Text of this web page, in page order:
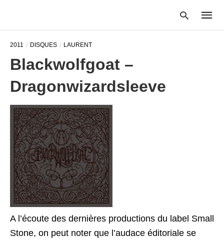
2011 DISQUES LAURENT
Blackwolfgoat –
Dragonwizardsleeve
A l’écoute des dernières productions du label Small
Stone, on peut noter que l’audace éditoriale se